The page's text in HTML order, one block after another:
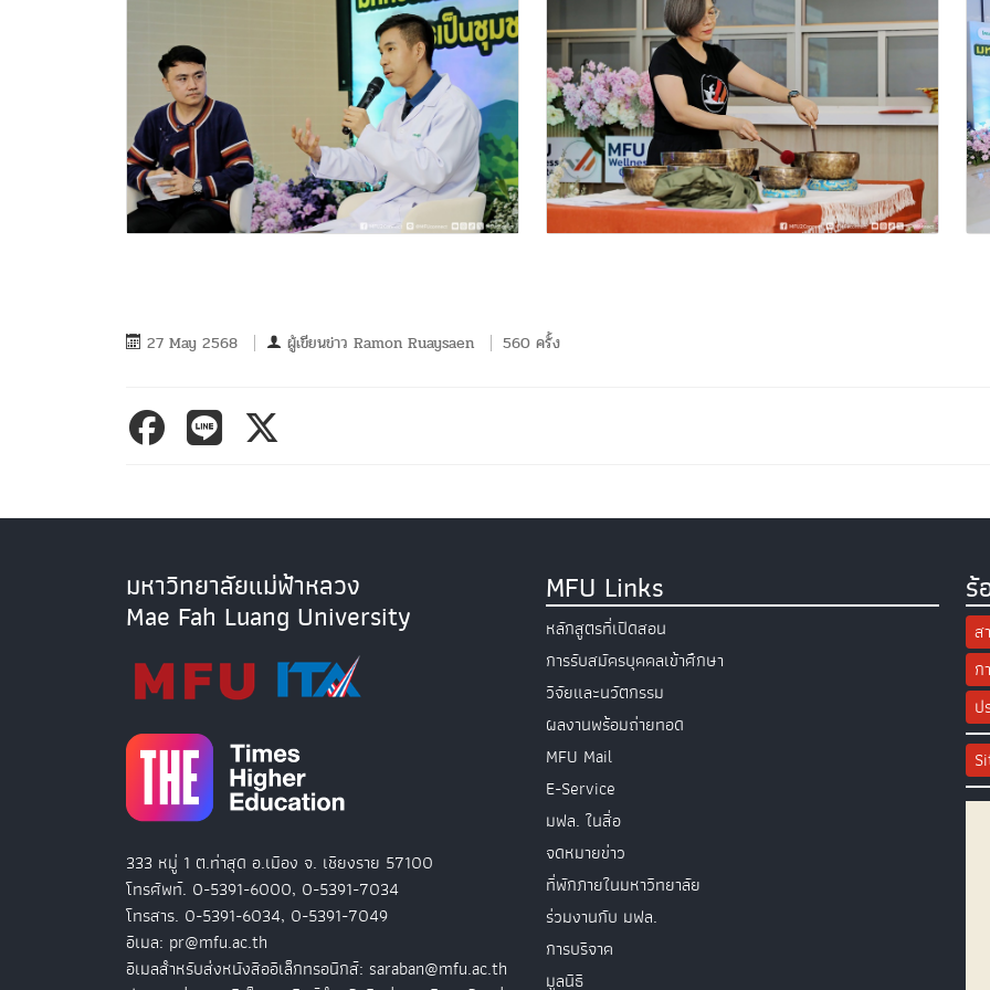
27 May 2568 ผู้เขียนข่าว Ramon Ruaysaen 560 ครั้ง
มหาวิทยาลัยแม่ฟ้าหลวง
Mae Fah Luang University
333 หมู่ 1 ต.ท่าสุด อ.เมือง จ. เชียงราย 57100
โทรศัพท์. 0-5391-6000, 0-5391-7034
โทรสาร. 0-5391-6034, 0-5391-7049
อีเมล: pr@mfu.ac.th
อีเมลสำหรับส่งหนังสืออิเล็กทรอนิกส์: saraban@mfu.ac.th
MFU Links
หลักสูตรที่เปิดสอน
การรับสมัครบุคคลเข้าศึกษา
วิจัยและนวัตกรรม
ผลงานพร้อมถ่ายทอด
MFU Mail
E-Service
มฟล. ในสื่อ
จดหมายข่าว
ที่พักภายในมหาวิทยาลัย
ร่วมงานกับ มฟล.
การบริจาค
มูลนิธิ
ร้
ส
ก
ป